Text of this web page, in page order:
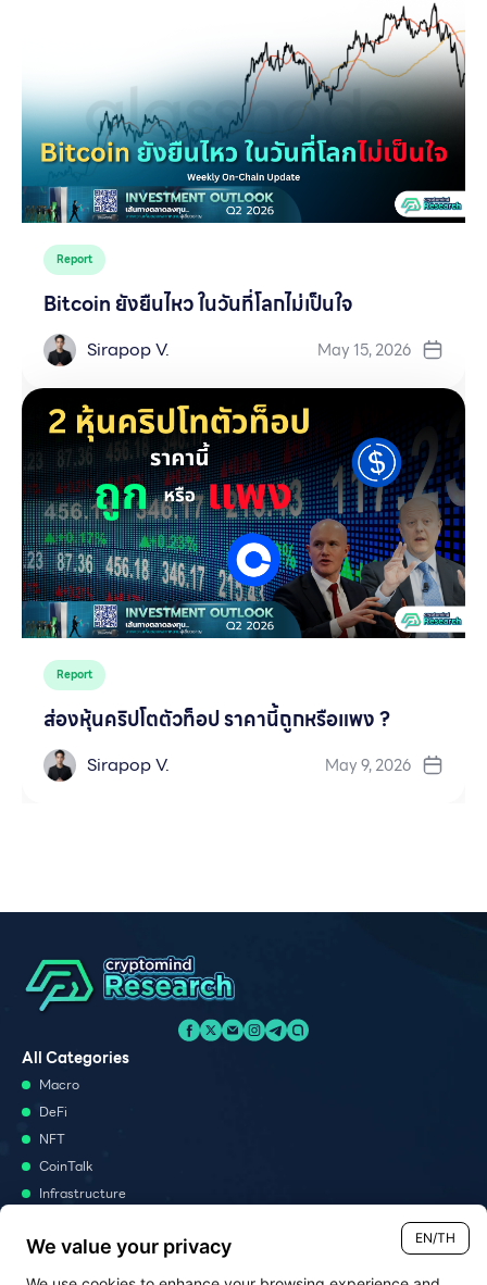
Report
Bitcoin ยังยืนไหว ในวันที่โลกไม่เป็นใจ
Sirapop V. May 15, 2026
Report
ส่องหุ้นคริปโตตัวท็อป ราคานี้ถูกหรือแพง ?
Sirapop V. May 9, 2026
All Categories
Macro
DeFi
NFT
CoinTalk
Infrastructure
Podcast
EN/TH
We value your privacy